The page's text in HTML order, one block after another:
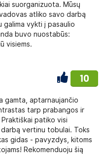
suorganizuota. Mūsų
atliko savo darbą
vykti į pasaulio
buvo nuostabūs:
visiems.
10
gamta, aptarnaujančio
tarp prabangos ir
patiko visi
vertinu tobulai. Toks
gidas - pavyzdys, kitoms
Rekomenduoju šią